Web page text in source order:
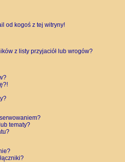
od kogoś z tej witryny!
z listy przyjaciół lub wrogów?
tematy?